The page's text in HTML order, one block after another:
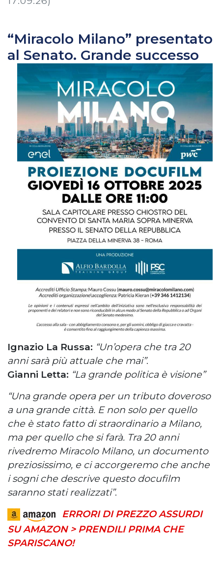
“Miracolo Milano” presentato
al Senato. Grande successo
Ignazio La Russa: “Un’opera che tra 20
anni sarà più attuale che mai”.
Gianni Letta: “La grande politica è visione”
“Una grande opera per un tributo doveroso
a una grande città. E non solo per quello
che è stato fatto di straordinario a Milano,
ma per quello che si farà. Tra 20 anni
rivedremo Miracolo Milano, un documento
preziosissimo, e ci accorgeremo che anche
i sogni che descrive questo docufilm
saranno stati realizzati”.
ERRORI DI PREZZO ASSURDI
SU AMAZON > PRENDILI PRIMA CHE
SPARISCANO!